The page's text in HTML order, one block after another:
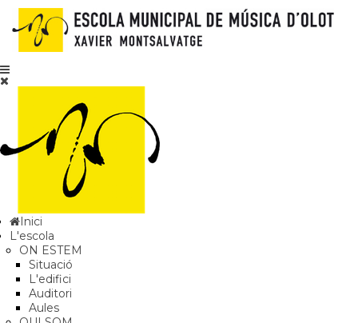
Inici
L'escola
ON ESTEM
Situació
L'edifici
Auditori
Aules